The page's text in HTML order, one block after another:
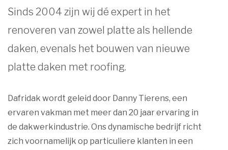
Sinds 2004 zijn wij dé expert in het
renoveren van zowel platte als hellende
daken, evenals het bouwen van nieuwe
platte daken met roofing.
Dafridak wordt geleid door Danny Tierens, een
ervaren vakman met meer dan 20 jaar ervaring in
de dakwerkindustrie. Ons dynamische bedrijf richt
zich voornamelijk op particuliere klanten in een